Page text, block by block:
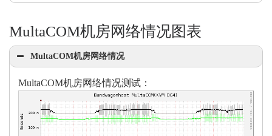
MultaCOM机房网络情况图表
MultaCOM机房网络情况
MultaCOM机房网络情况测试：